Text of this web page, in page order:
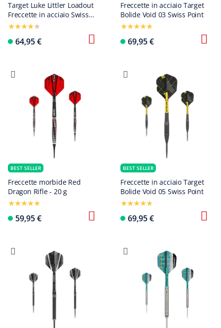
Target Luke Littler Loadout
Freccette in acciaio Swiss
Point
64,95 €
Freccette in acciaio Target
Bolide Void 03 Swiss Point
69,95 €
BEST SELLER
Freccette morbide Red
Dragon Rifle - 20 g
59,95 €
BEST SELLER
Freccette in acciaio Target
Bolide Void 05 Swiss Point
69,95 €